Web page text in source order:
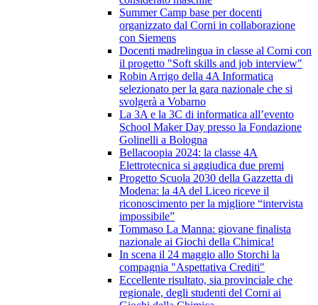
Summer Camp base per docenti
organizzato dal Corni in collaborazione
con Siemens
Docenti madrelingua in classe al Corni con
il progetto "Soft skills and job interview"
Robin Arrigo della 4A Informatica
selezionato per la gara nazionale che si
svolgerà a Vobarno
La 3A e la 3C di informatica all’evento
School Maker Day presso la Fondazione
Golinelli a Bologna
Bellacoopia 2024: la classe 4A
Elettrotecnica si aggiudica due premi
Progetto Scuola 2030 della Gazzetta di
Modena: la 4A del Liceo riceve il
riconoscimento per la migliore “intervista
impossibile”
Tommaso La Manna: giovane finalista
nazionale ai Giochi della Chimica!
In scena il 24 maggio allo Storchi la
compagnia "Aspettativa Crediti"
Eccellente risultato, sia provinciale che
regionale, degli studenti del Corni ai